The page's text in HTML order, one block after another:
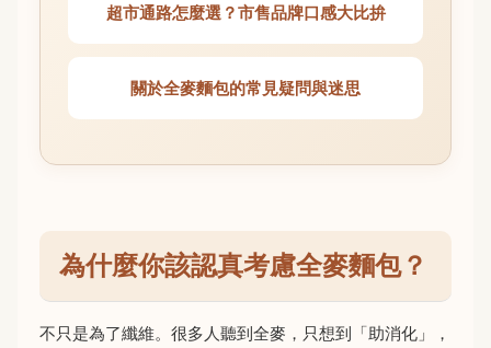
超市通路怎麼選？市售品牌口感大比拚
關於全麥麵包的常見疑問與迷思
為什麼你該認真考慮全麥麵包？
不只是為了纖維。很多人聽到全麥，只想到「助消化」，